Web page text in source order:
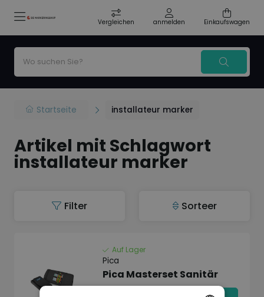
Vergleichen anmelden Einkaufswagen
Startseite installateur marker
Artikel mit Schlagwort
installateur marker
Filter Sorteer
Auf Lager
Pica
Pica Masterset Sanitär